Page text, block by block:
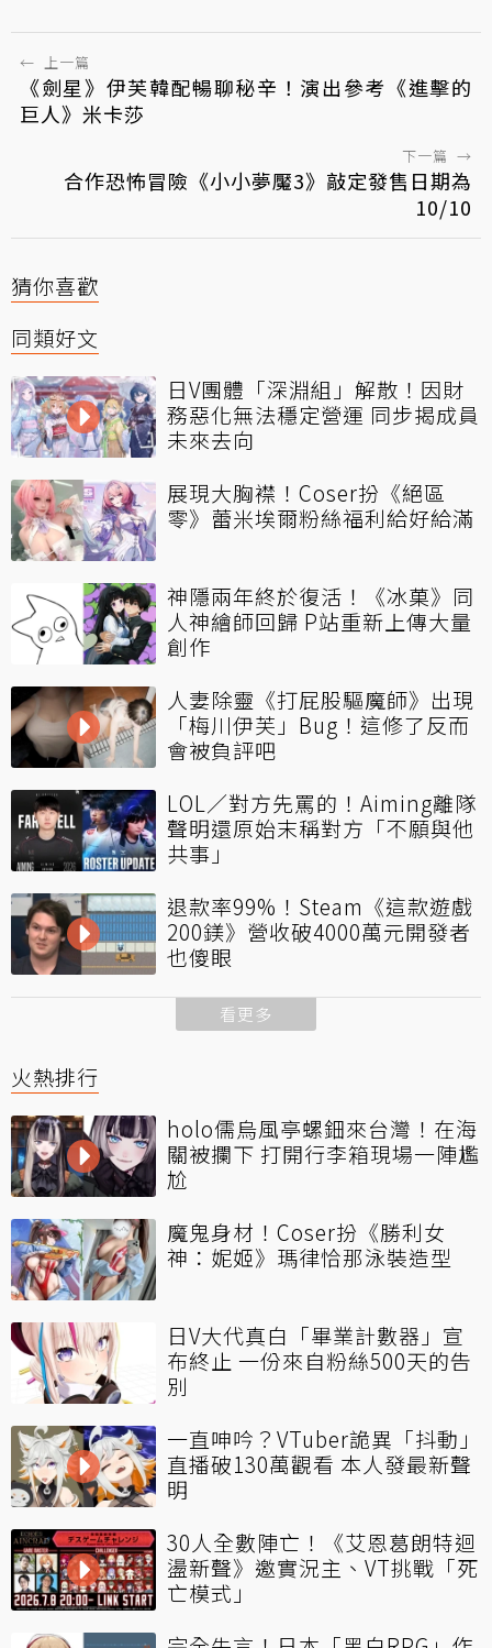
← 上一篇
《劍星》伊芙韓配暢聊秘辛！演出參考《進擊的
巨人》米卡莎
下一篇 →
合作恐怖冒險《小小夢魘3》敲定發售日期為
10/10
猜你喜歡
同類好文
日V團體「深淵組」解散！因財
務惡化無法穩定營運 同步揭成員
未來去向
展現大胸襟！Coser扮《絕區
零》蕾米埃爾粉絲福利給好給滿
神隱兩年終於復活！《冰菓》同
人神繪師回歸 P站重新上傳大量
創作
人妻除靈《打屁股驅魔師》出現
「梅川伊芙」Bug！這修了反而
會被負評吧
LOL／對方先罵的！Aiming離隊
聲明還原始末稱對方「不願與他
共事」
退款率99%！Steam《這款遊戲
200鎂》營收破4000萬元開發者
也傻眼
看更多
火熱排行
holo儒烏風亭螺鈿來台灣！在海
關被攔下 打開行李箱現場一陣尷
尬
魔鬼身材！Coser扮《勝利女
神：妮姬》瑪律恰那泳裝造型
日V大代真白「畢業計數器」宣
布終止 一份來自粉絲500天的告
別
一直呻吟？VTuber詭異「抖動」
直播破130萬觀看 本人發最新聲
明
30人全數陣亡！《艾恩葛朗特迴
盪新聲》邀實況主、VT挑戰「死
亡模式」